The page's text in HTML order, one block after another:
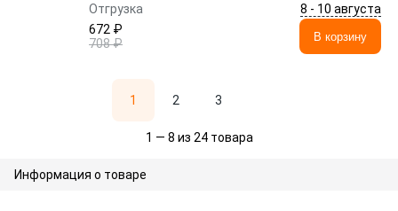
Отгрузка
8 - 10 августа
672 ₽
708 ₽
В корзину
1 2 3
1 — 8 из 24 товара
Информация о товаре